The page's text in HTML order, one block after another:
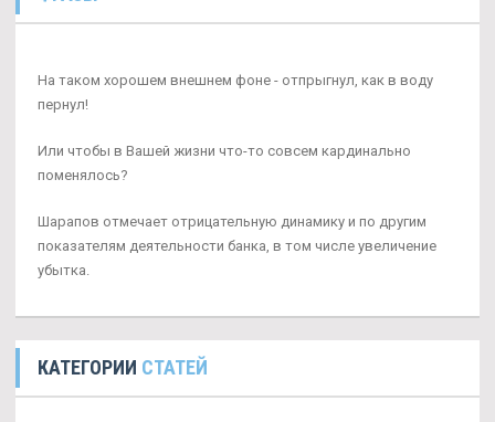
На таком хорошем внешнем фоне - отпрыгнул, как в воду
пернул!
Или чтобы в Вашей жизни что-то совсем кардинально
поменялось?
Шарапов отмечает отрицательную динамику и по другим
показателям деятельности банка, в том числе увеличение
убытка.
КАТЕГОРИИ СТАТЕЙ